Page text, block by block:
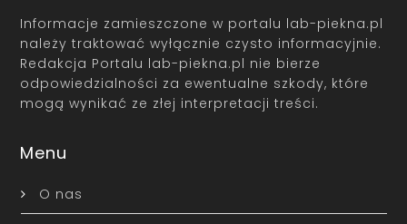
Informacje zamieszczone w portalu lab-piekna.pl
należy traktować wyłącznie czysto informacyjnie.
Redakcja Portalu lab-piekna.pl nie bierze
odpowiedzialności za ewentualne szkody, które
mogą wynikać ze złej interpretacji treści.
Menu
O nas